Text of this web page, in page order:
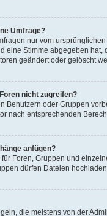
Umfrage?
nur vom
eine Stimme abgegeben
geändert oder gelöscht
nicht zugreifen?
Benutzern oder Gruppen
nach entsprechenden
anfügen?
Foren, Gruppen und
dürfen Dateien
die meistens von der